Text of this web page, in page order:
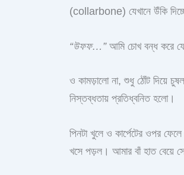
(collarbone) যেখানে উঁকি
“উফফ…”আমি চোখ বন্ধ করে
ও কামড়ালো না, শুধু ঠোঁট দিয়ে
নিস্তব্ধতায় প্রতিধ্বনিত হলো।
পিনটা খুলে ও কার্পেটের ওপর
খসে পড়ল। আমার বাঁ হাত বেয়ে